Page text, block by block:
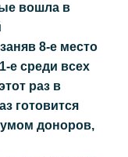
вошла в
8-е место
е среди всех
раз в
готовится
доноров,